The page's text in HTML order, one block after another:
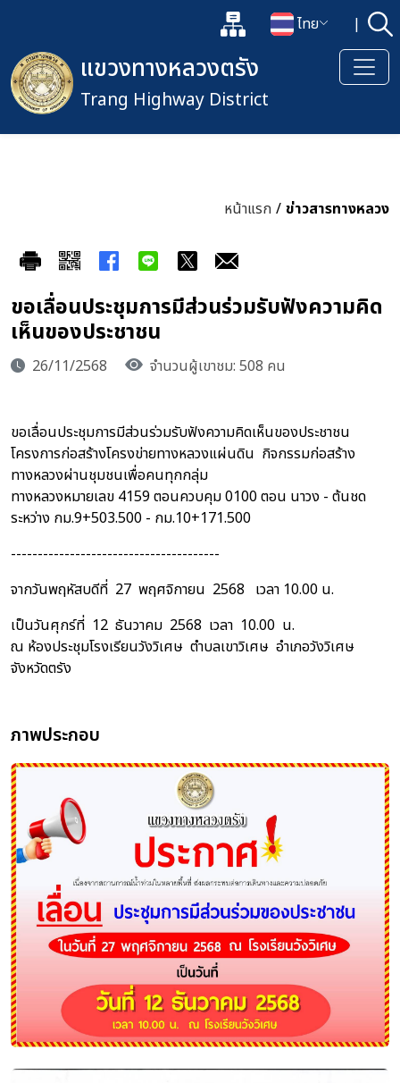
แผนผังเว็บไซต์
เปลี่ยนภาษา
ไทย | ค้
เปิดกล่องค้นหาข้อมูลหลักของเ
แขวงทางหลวงตรัง
Trang Highway District
หน้าแรก / ข่าวสารทางหลวง
ขอเลื่อนประชุมการมีส่วนร่วมรับฟังความคิด
เห็นของประชาชน
26/11/2568 จำนวนผู้เขาชม: 508 คน
ขอเลื่อนประชุมการมีส่วนร่วมรับฟังความคิดเห็นของประชาชน
โครงการก่อสร้างโครงข่ายทางหลวงแผ่นดิน กิจกรรมก่อสร้าง
ทางหลวงผ่านชุมชนเพื่อคนทุกกลุ่ม
ทางหลวงหมายเลข 4159 ตอนควบคุม 0100 ตอน นาวง - ต้นชด
ระหว่าง กม.9+503.500 - กม.10+171.500
---------------------------------------
จากวันพฤหัสบดีที่ 27 พฤศจิกายน 2568 เวลา 10.00 น.
เป็นวันศุกร์ที่ 12 ธันวาคม 2568 เวลา 10.00 น.
ณ ห้องประชุมโรงเรียนวังวิเศษ ตำบลเขาวิเศษ อำเภอวังวิเศษ
จังหวัดตรัง
ภาพประกอบ